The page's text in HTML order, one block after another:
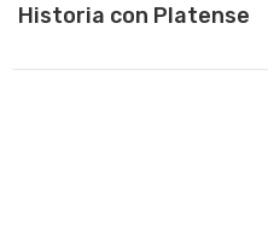
Historia con Platense